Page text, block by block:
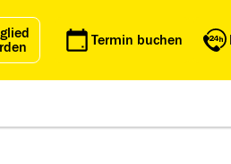
Termin buchen